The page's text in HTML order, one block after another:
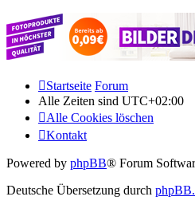
Startseite Forum
Alle Zeiten sind UTC+02:00
Alle Cookies löschen
Kontakt
Powered by phpBB® Forum
Deutsche Übersetzung durch